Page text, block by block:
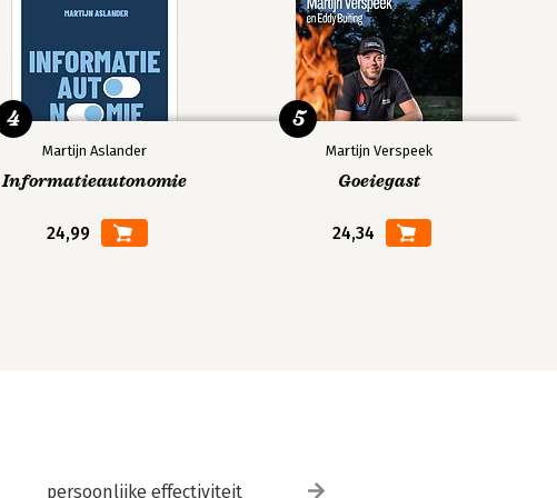
Martijn Aslander
Informatieautonomie
24,99
4
Martijn Verspeek
Goeiegast
24,34
5
persoonlijke effectiviteit